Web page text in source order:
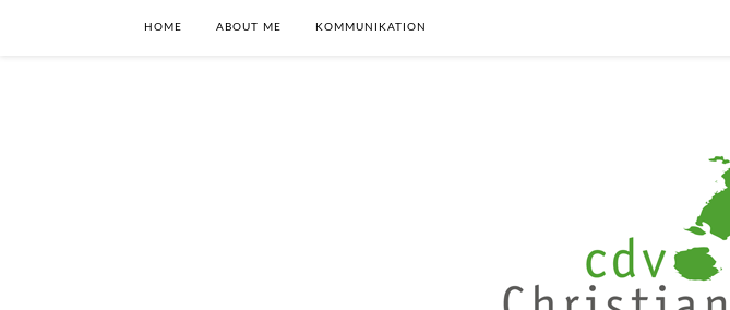
HOME ABOUT ME KOMMUNIKATION